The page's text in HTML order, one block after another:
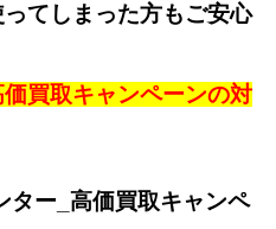
てしまった方もご安心
買取キャンペーンの対